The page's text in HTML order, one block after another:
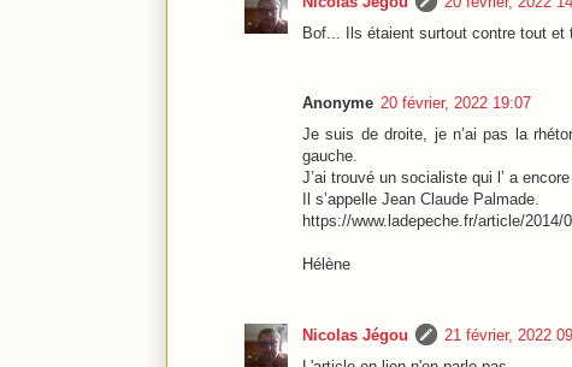
Bof... Ils étaient surtout contre tout et
Anonyme 20 février, 2022 19:07
Je suis de droite, je n’ai pas la
gauche.
J’ai trouvé un socialiste qui l’ a
Il s’appelle Jean Claude Palmade.
https://www.ladepeche.fr/article/2014/
Hélène
Nicolas Jégou
21 février, 2022